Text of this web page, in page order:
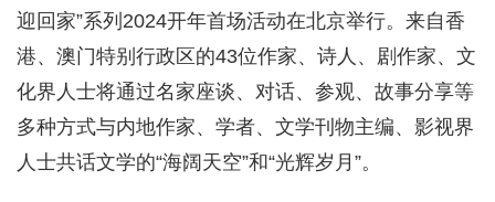
迎回家”系列2024开年首场活动在北京举行。来自香
港、澳门特别行政区的43位作家、诗人、剧作家、文
化界人士将通过名家座谈、对话、参观、故事分享等
多种方式与内地作家、学者、文学刊物主编、影视界
人士共话文学的“海阔天空”和“光辉岁月”。